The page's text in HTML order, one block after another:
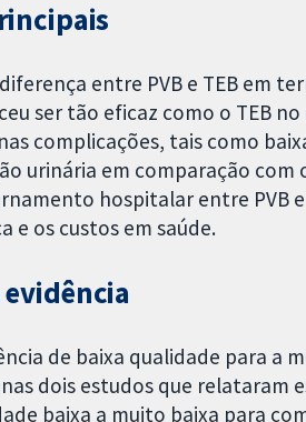
entre PVB e TEB em
ser tão eficaz como o TEB
complicações, tais como
urinária em comparação
hospitalar entre PVB
e os custos em saúde.
de baixa qualidade para a
dois estudos que relataram
baixa a muito baixa para